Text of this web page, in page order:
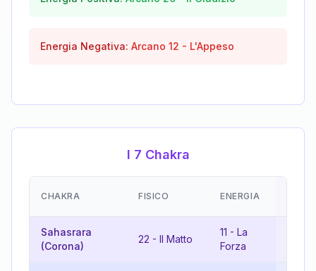
Energia Negativa: Arcano 12 - L'Appeso
I 7 Chakra
CHAKRA FISICO ENERGIA
Sahasrara
(Corona)
22 - Il Matto
11 - La
Forza